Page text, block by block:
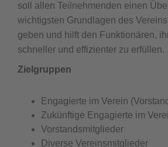
soll allen Teilnehmenden einen
wichtigsten Grundlagen des
geben und hilft den Funktionären,
schneller und effizienter zu erfüllen.
Zielgruppen
Engagierte im Verein
Zukünftige Engagierte im
Vorstandsmitglieder
Diverse Vereinsmitglieder